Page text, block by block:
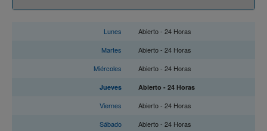
Lunes
Abierto - 24 Horas
Martes
Abierto - 24 Horas
Miércoles
Abierto - 24 Horas
Jueves Abierto - 24 Horas
Viernes
Abierto - 24 Horas
Sábado
Abierto - 24 Horas